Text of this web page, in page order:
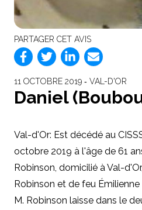
PARTAGER CET AVIS
11 OCTOBRE 2019 ‐ VAL-D'OR
Daniel
Val-d'Or: Est décédé au
octobre 2019 à l'âge de 61
Robinson, domicilié à Val-
Robinson et de feu Émilienne
M. Robinson laisse dans le